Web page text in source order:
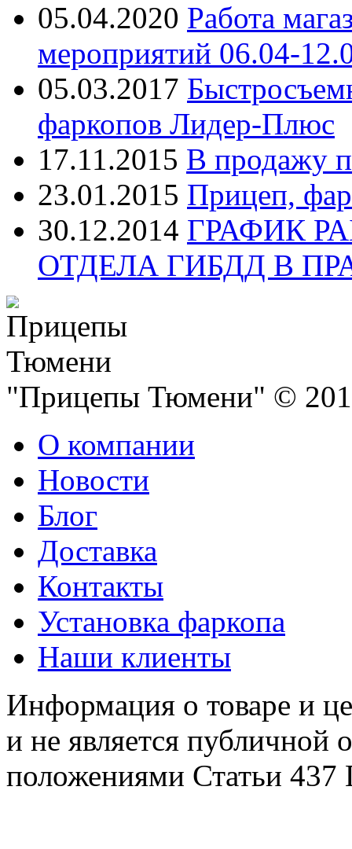
05.04.2020 Работа
мероприятий 06.04-
05.03.2017
фаркопов Лидер-Плюс
17.11.2015 В продажу
23.01.2015 Прицеп,
30.12.2014 ГРАФИК
ОТДЕЛА ГИБДД В
"Прицепы Тюмени" ©
О компании
Новости
Блог
Доставка
Контакты
Установка фаркопа
Наши клиенты
Информация о товаре и
и не является публичной
положениями Статьи 437